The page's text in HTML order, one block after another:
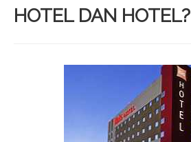
HOTEL DAN HOTEL?